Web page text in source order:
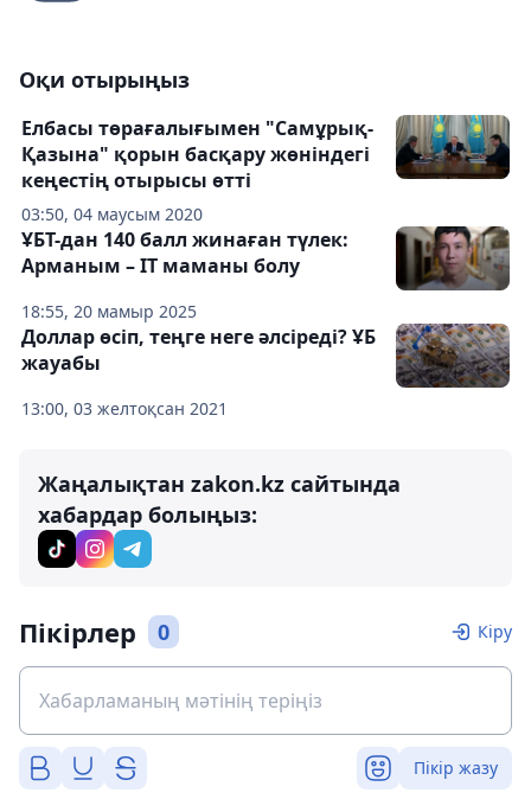
Оқи отырыңыз
03:50, 04 маусым 2020
Елбасы төрағалығымен "Самұрық-
Қазына" қорын басқару жөніндегі
кеңестің отырысы өтті
18:55, 20 мамыр 2025
ҰБТ-дан 140 балл жинаған түлек:
Арманым – IT маманы болу
13:00, 03 желтоқсан 2021
Доллар өсіп, теңге неге әлсіреді? ҰБ
жауабы
Жаңалықтан zakon.kz сайтында
хабардар болыңыз:
Пікірлер 0 Кіру
Пікір жазу